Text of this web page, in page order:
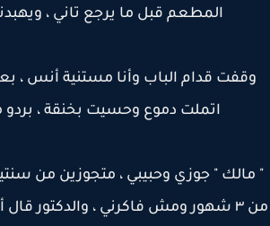
المطعم قبل ما يرجع تاني ،
قدام الباب وأنا مستنية أنس ، بعد
اتملت دموع وحسيت بخنقة ، بردو
" جوزي وحبيبي ، متجوزين من
من ٣ شهور ومش فاكرني ، والدكتور قال